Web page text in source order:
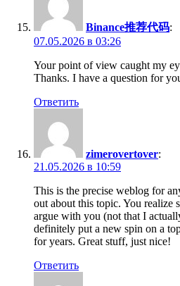
Binance推荐代码:
07.05.2026 в 03:26
Your point of view caught my
Thanks. I have a question for
Ответить
zimerovertover:
21.05.2026 в 10:59
This is the precise weblog for
out about this topic. You realize
argue with you (not that I
definitely put a new spin on a
for years. Great stuff, just nice!
Ответить